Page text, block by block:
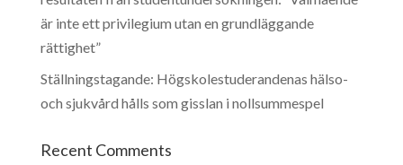
är inte ett privilegium utan en grundläggande
rättighet”
Ställningstagande: Högskolestuderandenas hälso-
och sjukvård hålls som gisslan i nollsummespel
Recent Comments